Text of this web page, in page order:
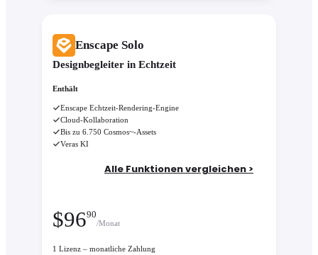
Enscape Solo
Designbegleiter in Echtzeit
Enthält
Enscape Echtzeit-Rendering-Engine
Cloud-Kollaboration
Bis zu 6.750 Cosmos~-Assets
Veras KI
Alle Funktionen vergleichen >
$9690
/Monat
1 Lizenz – monatliche Zahlung